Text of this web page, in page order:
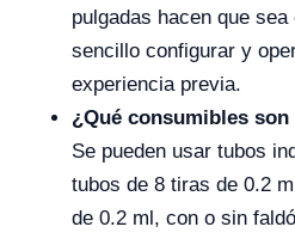
pulgadas hacen que
sencillo configurar y
experiencia previa.
¿Qué consumibles
Se pueden usar tubos
tubos de 8 tiras de 0.2
de 0.2 ml, con o sin